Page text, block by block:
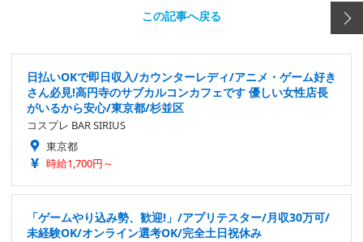
この記事へ戻る
日払いOKで即日収入/カウンターレディ/アニメ・ゲーム好き
さん必見!高円寺のサブカルコンカフェです 優しい女性店長
がいるから安心/東京都/杉並区
コスプレ BAR SIRIUS
東京都
時給1,700円～
「ゲームやり込み勢、歓迎!」/アプリテスター/月収30万可/
未経験OK/オンライン選考OK/完全土日祝休み